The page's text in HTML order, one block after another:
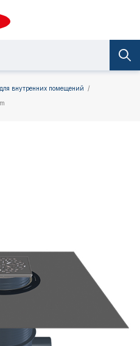
внутренних помещений